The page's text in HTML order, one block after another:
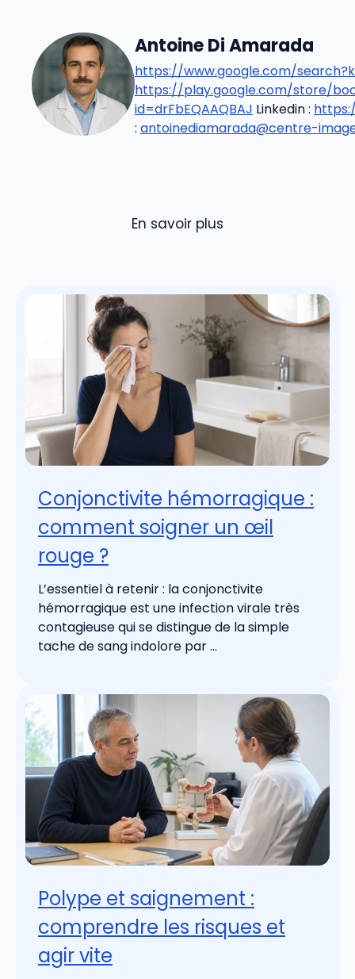
Antoine Di Amarada
https://www.google.com/
https://play.google.com/store/
id=drFbEQAAQBAJ Linkedin :
: antoinediamarada@centre-
En savoir plus
Conjonctivite hémorragique :
comment soigner un œil
rouge ?
L’essentiel à retenir : la conjonctivite
hémorragique est une infection virale très
contagieuse qui se distingue de la simple
tache de sang indolore par ...
Polype et saignement :
comprendre les risques et
agir vite